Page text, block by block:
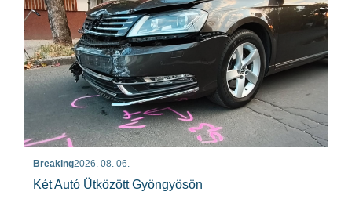
Breaking2026. 08. 06.
Két Autó Ütközött Gyöngyösön